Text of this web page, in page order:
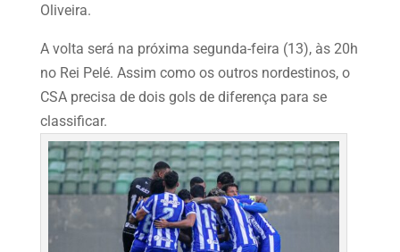
Oliveira.
A volta será na próxima segunda-feira (13), às 20h
no Rei Pelé. Assim como os outros nordestinos, o
CSA precisa de dois gols de diferença para se
classificar.